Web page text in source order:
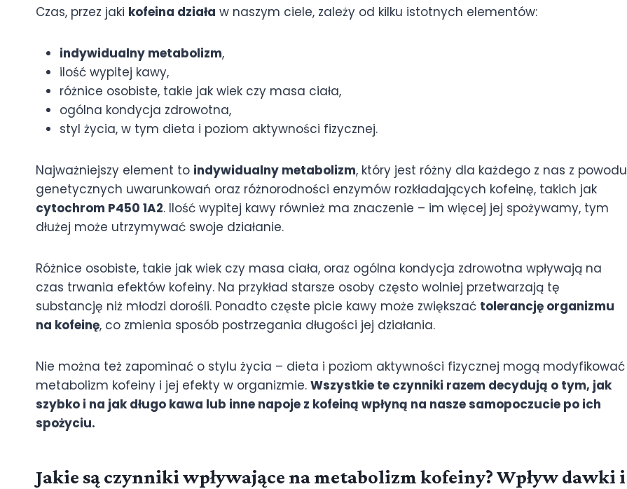
Czas, przez jaki kofeina działa w naszym ciele, zależy od kilku istotnych elementów:
indywidualny metabolizm,
ilość wypitej kawy,
różnice osobiste, takie jak wiek czy masa ciała,
ogólna kondycja zdrowotna,
styl życia, w tym dieta i poziom aktywności fizycznej.
Najważniejszy element to indywidualny metabolizm, który jest różny dla każdego z nas z powodu
genetycznych uwarunkowań oraz różnorodności enzymów rozkładających kofeinę, takich jak
cytochrom P450 1A2. Ilość wypitej kawy również ma znaczenie – im więcej jej spożywamy, tym
dłużej może utrzymywać swoje działanie.
Różnice osobiste, takie jak wiek czy masa ciała, oraz ogólna kondycja zdrowotna wpływają na
czas trwania efektów kofeiny. Na przykład starsze osoby często wolniej przetwarzają tę
substancję niż młodzi dorośli. Ponadto częste picie kawy może zwiększać tolerancję organizmu
na kofeinę, co zmienia sposób postrzegania długości jej działania.
Nie można też zapominać o stylu życia – dieta i poziom aktywności fizycznej mogą modyfikować
metabolizm kofeiny i jej efekty w organizmie. Wszystkie te czynniki razem decydują o tym, jak
szybko i na jak długo kawa lub inne napoje z kofeiną wpłyną na nasze samopoczucie po ich
spożyciu.
Jakie są czynniki wpływające na metabolizm kofeiny? Wpływ dawki i